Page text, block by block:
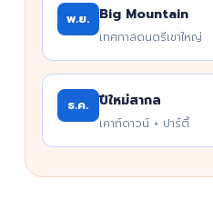
พ.ย. Big Mountain
เทศกาลดนตรีเขาใหญ่
ธ.ค. ปีใหม่สากล
เคาท์ดาวน์ + ปาร์ตี้